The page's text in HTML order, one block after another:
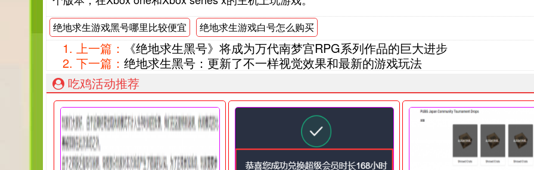
绝地求生游戏黑号哪里比较便宜 绝地求生游戏白号怎么购买
上一篇：
《绝地求生黑号》将成为万代南梦宫RPG系列作品的巨大进步
下一篇： 绝地求生黑号：更新了不一样视觉效果和最新的游戏玩法
吃鸡活动推荐